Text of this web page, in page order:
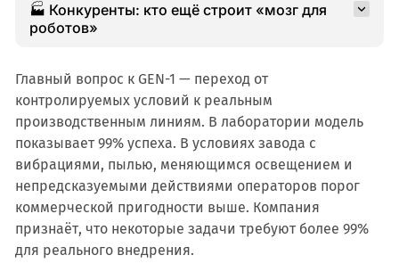
🏭 Конкуренты: кто ещё строит «мозг для
роботов»
Главный вопрос к GEN-1 — переход от
контролируемых условий к реальным
производственным линиям. В лаборатории модель
показывает 99% успеха. В условиях завода с
вибрациями, пылью, меняющимся освещением и
непредсказуемыми действиями операторов порог
коммерческой пригодности выше. Компания
признаёт, что некоторые задачи требуют более 99%
для реального внедрения.